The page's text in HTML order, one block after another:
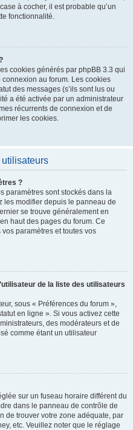
à cocher, il est probable qu’un
fonctionnalité.
cookies générés par phpBB 3.3 qui
au forum. Les cookies
des messages (s’ils sont lus ou
a été activée par un administrateur
récurrents de connexion et de
les cookies.
utilisateurs
?
paramètres sont stockés dans la
les modifier depuis le panneau de
se trouve généralement en
haut des pages du forum. Ce
paramètres et toutes vos
de la liste des utilisateurs
sous « Préférences du forum »,
en ligne ». Si vous activez cette
des modérateurs et de
comme étant un utilisateur
sur un fuseau horaire différent du
dans le panneau de contrôle de
de trouver votre zone adéquate, par
etc. Veuillez noter que le réglage